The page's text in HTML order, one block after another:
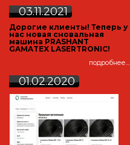
03.11.2021
Дорогие клиенты! Теперь у
нас новая сновальная
машина PRASHANT
GAMATEX LASERTRONIC!
подробнее...
01.02.2020